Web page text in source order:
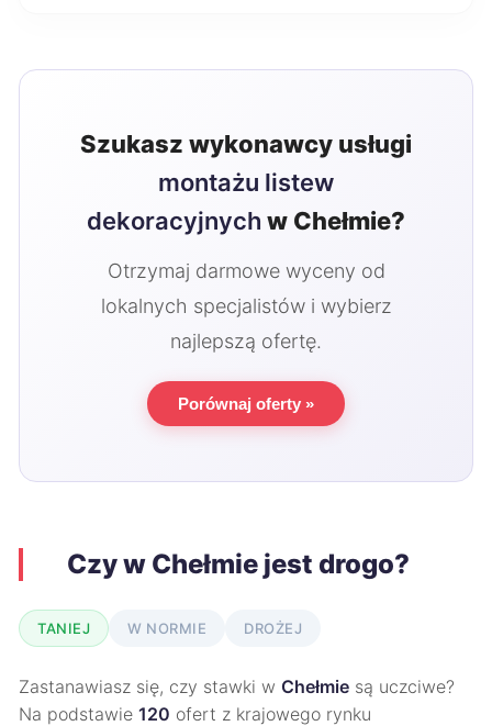
Szukasz wykonawcy usługi
montażu listew
dekoracyjnych w Chełmie?
Otrzymaj darmowe wyceny od
lokalnych specjalistów i wybierz
najlepszą ofertę.
Porównaj oferty »
Czy w Chełmie jest drogo?
TANIEJ W NORMIE DROŻEJ
Zastanawiasz się, czy stawki w Chełmie są uczciwe?
Na podstawie 120 ofert z krajowego rynku